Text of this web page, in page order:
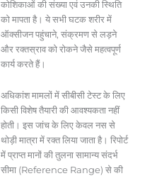
कोशिकाओं की संख्या एवं उनकी स्थिति
को मापता है। ये सभी घटक शरीर में
ऑक्सीजन पहुंचाने, संक्रमण से लड़ने
और रक्तस्राव को रोकने जैसे महत्वपूर्ण
कार्य करते हैं।
अधिकांश मामलों में सीबीसी टेस्ट के लिए
किसी विशेष तैयारी की आवश्यकता नहीं
होती। इस जांच के लिए केवल नस से
थोड़ी मात्रा में रक्त लिया जाता है। रिपोर्ट
में प्राप्त मानों की तुलना सामान्य संदर्भ
सीमा (Reference Range) से की